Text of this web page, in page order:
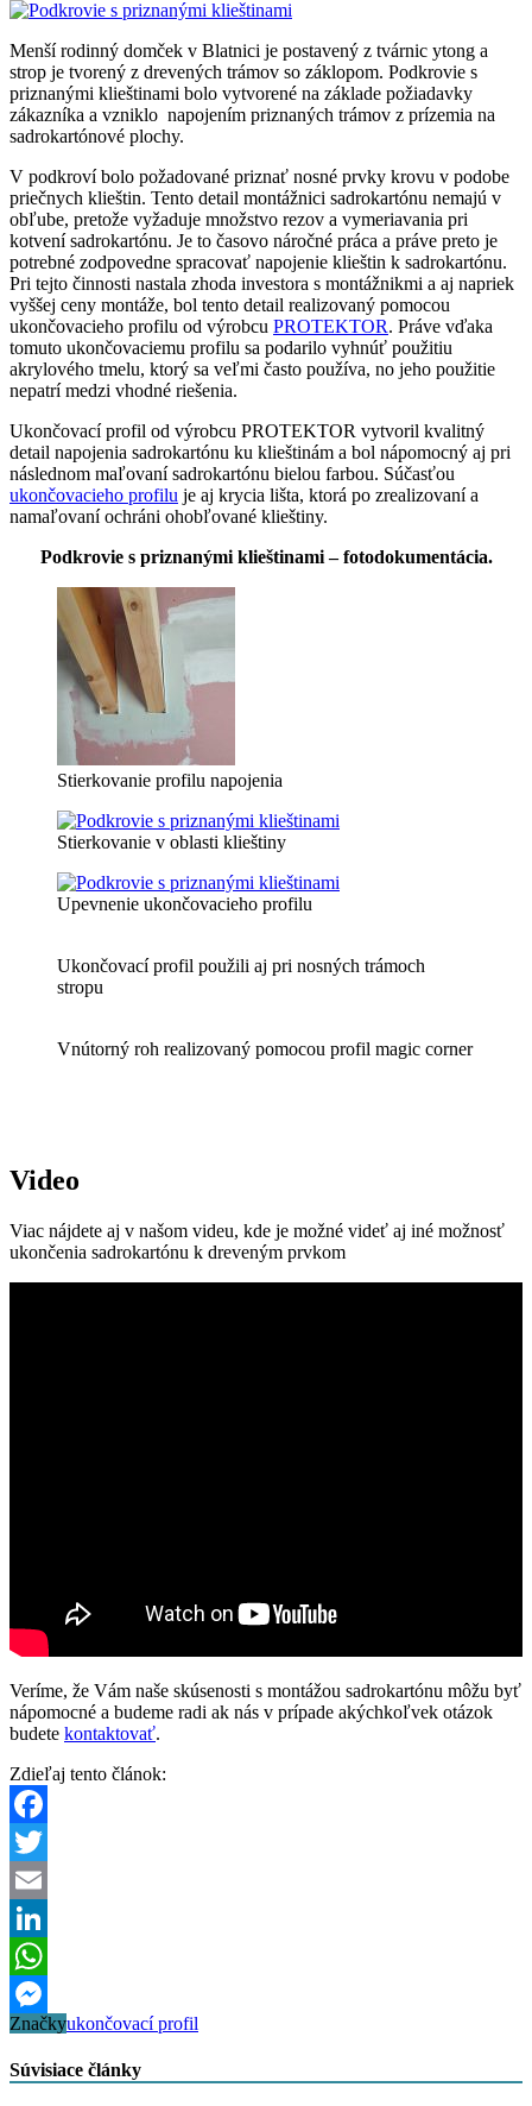
Menší rodinný domček v Blatnici je postavený z tvárnic ytong a
strop je tvorený z drevených trámov so záklopom. Podkrovie s
priznanými klieštinami bolo vytvorené na základe požiadavky
zákazníka a vzniklo napojením priznaných trámov z prízemia na
sadrokartónové plochy.
V podkroví bolo požadované priznať nosné prvky krovu v podobe
priečnych klieštin. Tento detail montážnici sadrokartónu nemajú v
obľube, pretože vyžaduje množstvo rezov a vymeriavania pri
kotvení sadrokartónu. Je to časovo náročné práca a práve preto je
potrebné zodpovedne spracovať napojenie klieštin k sadrokartónu.
Pri tejto činnosti nastala zhoda investora s montážnikmi a aj napriek
vyššej ceny montáže, bol tento detail realizovaný pomocou
ukončovacieho profilu od výrobcu PROTEKTOR. Práve vďaka
tomuto ukončovaciemu profilu sa podarilo vyhnúť použitiu
akrylového tmelu, ktorý sa veľmi často používa, no jeho použitie
nepatrí medzi vhodné riešenia.
Ukončovací profil od výrobcu PROTEKTOR vytvoril kvalitný
detail napojenia sadrokartónu ku klieštinám a bol nápomocný aj pri
následnom maľovaní sadrokartónu bielou farbou. Súčasťou
ukončovacieho profilu je aj krycia lišta, ktorá po zrealizovaní a
namaľovaní ochráni ohobľované klieštiny.
Podkrovie s priznanými klieštinami – fotodokumentácia.
Stierkovanie profilu napojenia
Stierkovanie v oblasti klieštiny
Upevnenie ukončovacieho profilu
Ukončovací profil použili aj pri nosných trámoch
stropu
Vnútorný roh realizovaný pomocou profil magic corner
Video
Viac nájdete aj v našom videu, kde je možné videť aj iné možnosť
ukončenia sadrokartónu k dreveným prvkom
Veríme, že Vám naše skúsenosti s montážou sadrokartónu môžu byť
nápomocné a budeme radi ak nás v prípade akýchkoľvek otázok
budete kontaktovať.
Zdieľaj tento článok:
Facebook
Twitter
Email
LinkedIn
WhatsApp
Messenger
Značkyukončovací profil
Súvisiace články